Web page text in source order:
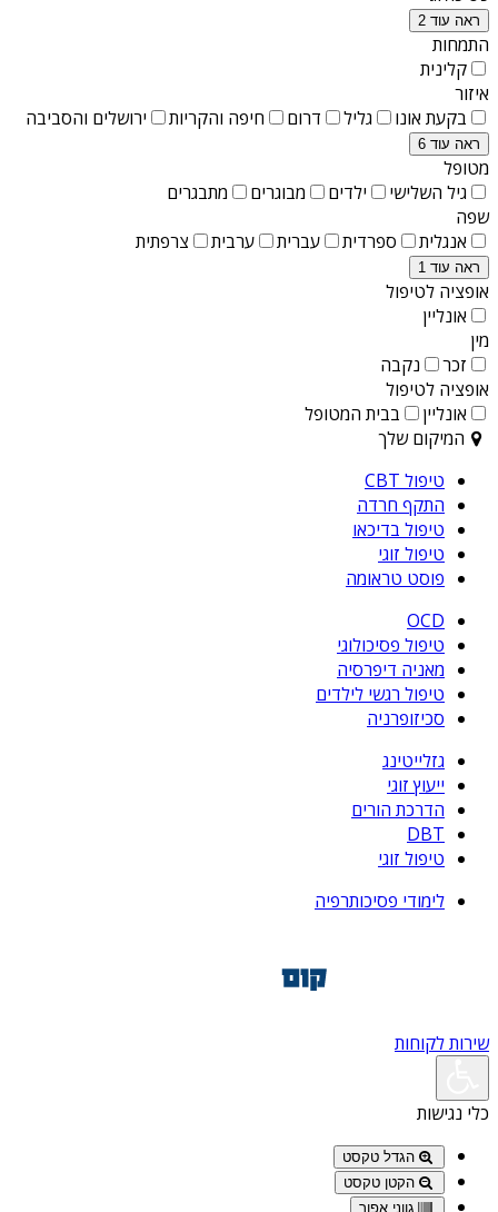
ראה עוד 2
התמחות
קלינית
איזור
בקעת אונו
גליל דרום חיפה והקריות ירושלים והסביבה
ראה עוד 6
מטופל
גיל השלישי
ילדים מבוגרים
מתבגרים
שפה
אנגלית
ספרדית עברית ערבית צרפתית
ראה עוד 1
אופציה לטיפול
אונליין
מין
זכר
נקבה
אופציה לטיפול
אונליין
בבית המטופל
המיקום שלך
טיפול CBT
התקף חרדה
טיפול בדיכאו
טיפול זוגי
פוסט טראומה
OCD
טיפול פסיכולוגי
מאניה דיפרסיה
טיפול רגשי לילדים
סכיזופרניה
גזלייטינג
ייעוץ זוגי
הדרכת הורים
DBT
טיפול זוגי
לימודי פסיכותרפיה
שירות לקוחות
כלי נגישות
הגדל טקסט
הקטן טקסט
גווני אפור